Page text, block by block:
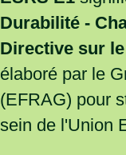
Durabilité -
Directive sur
élaboré par le
(EFRAG) pour
sein de l'Union